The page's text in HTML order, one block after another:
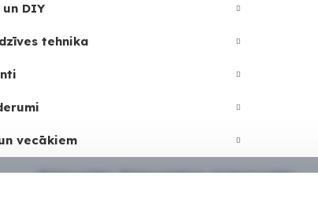
DIY
tehnika
vecākiem
Sīkdatņu politika• Sīkdatņu iestatījumi •Privātuma politika